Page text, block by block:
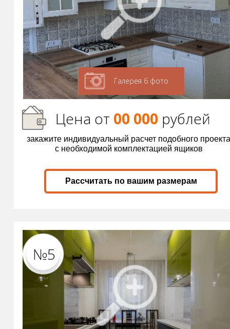
Галерея 6 фото
№5
Рассчитать по вашим размерам
закажите индивидуальный расчет подобного проекта
с необходимой комплектацией ящиков
Цена от 00 000 рублей